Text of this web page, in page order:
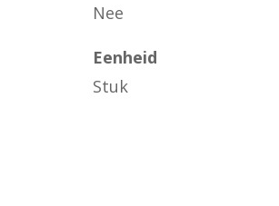
Nee
Eenheid
Stuk